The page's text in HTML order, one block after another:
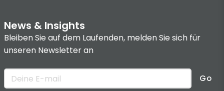
News & Insights
Bleiben Sie auf dem Laufenden, melden Sie sich für
unseren Newsletter an
Go